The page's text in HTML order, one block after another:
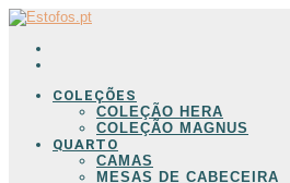
COLEÇÕES
COLEÇÃO HERA
COLEÇÃO MAGNUS
QUARTO
CAMAS
MESAS DE CABECEIRA